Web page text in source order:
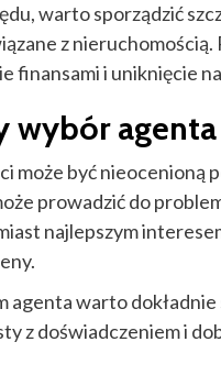
warto sporządzić
z
finansami i uniknięcie
wybór
może być nieocenioną
prowadzić do
najlepszym
agenta warto
z doświadczeniem i